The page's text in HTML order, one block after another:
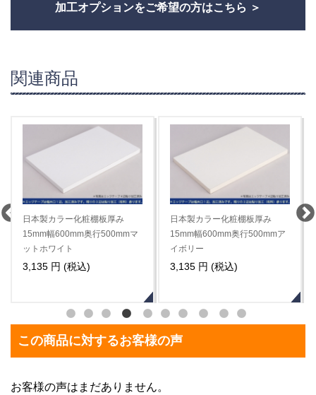
加工オプションをご希望の方はこちら
関連商品
日本製カラー化粧棚板厚み
15mm幅600mm奥行500mmマ
ットホワイト
3,135 円 (税込)
日本製カラー化粧棚板厚み
15mm幅600mm奥行500mmア
イボリー
3,135 円 (税込)
この商品に対するお客様の声
お客様の声はまだありません。